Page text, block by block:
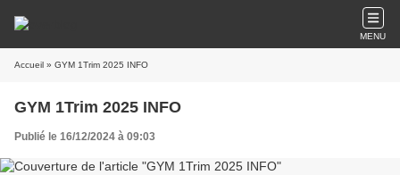
MENU
Accueil » GYM 1Trim 2025 INFO
GYM 1Trim 2025 INFO
Publié le 16/12/2024 à 09:03